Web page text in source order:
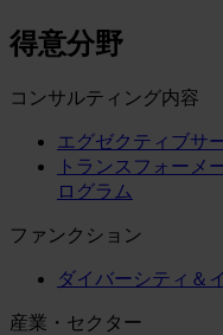
得意分野
コンサルティング内容
エグゼクティブサ
トランスフォーメ
ログラム
ファンクション
ダイバーシティ＆
産業・セクター